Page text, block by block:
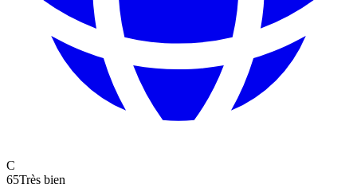
C
65Très bien